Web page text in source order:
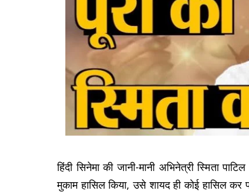
हिंदी सिनेमा की जानी-मानी अभिनेत्री स्मिता
मुकाम हासिल किया, उसे शायद ही कोई हासिल